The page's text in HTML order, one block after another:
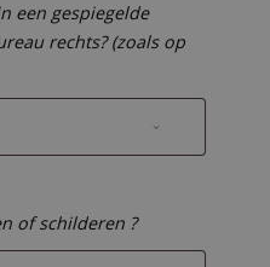
een gespiegelde
rechts? (zoals op
of schilderen ?